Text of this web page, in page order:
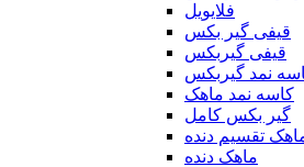
فلایویل
قیفی گیر بکس
قیفی گیربکس
نمد گیربکس
کاسه نمد ماهک
گیر بکس کامل
تقسیم دنده
ماهک دنده